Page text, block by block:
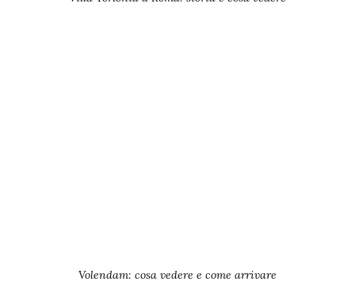
Volendam: cosa vedere e come arrivare